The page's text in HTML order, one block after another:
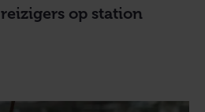
op station